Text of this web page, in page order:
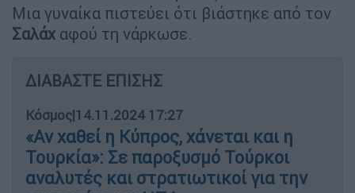
Μια γυναίκα πιστεύει ότι βιάστηκε από τον
Σαλάχ αφού τη νάρκωσε.
ΔΙΑΒΑΣΤΕ ΕΠΙΣΗΣ
Κόσμος|14.11.2024 17:27
«Αν χαθεί η Κύπρος, χάνεται και η
Τουρκία»: Σε παροξυσμό Τούρκοι
αναλυτές και στρατιωτικοί για την